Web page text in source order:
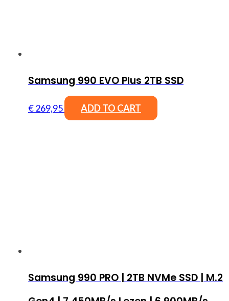
Samsung 990 EVO Plus 2TB SSD
€269,95 ADD TO CART
Samsung 990 PRO | 2TB NVMe SSD | M.2